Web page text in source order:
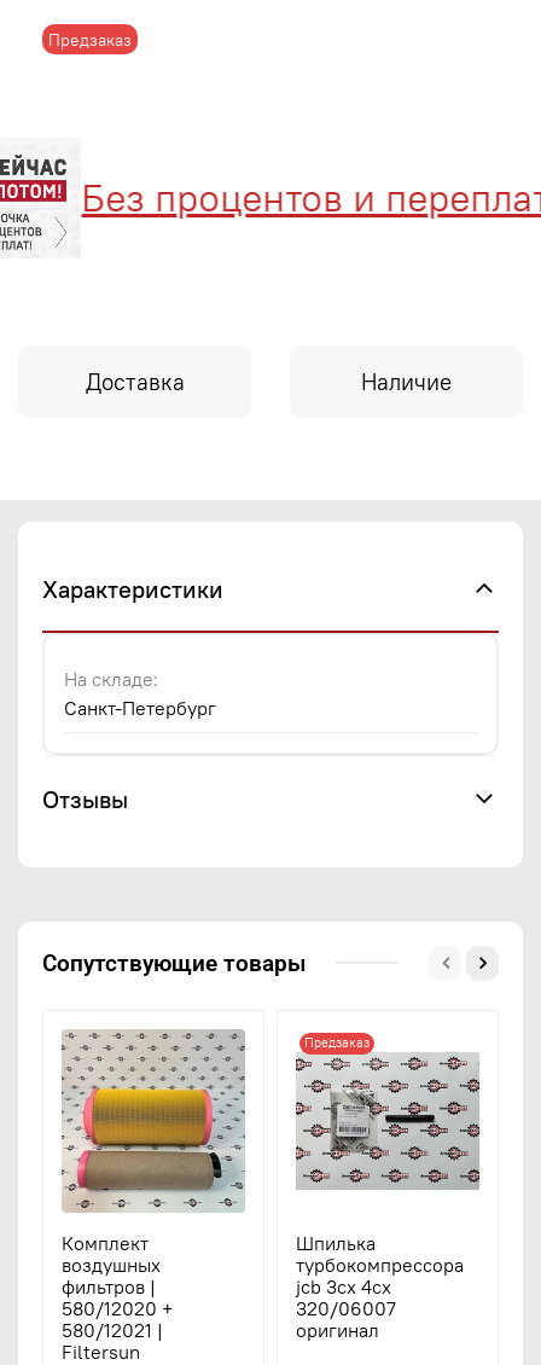
Предзаказ
Без процентов и переплат
Доставка Наличие
Характеристики
На складе:
Санкт-Петербург
Отзывы
Сопутствующие товары
Комплект
воздушных
фильтров |
580/12020 +
580/12021 |
Filtersun
Предзаказ
Шпилька
турбокомпрессора
jcb 3cx 4cx
320/06007
оригинал